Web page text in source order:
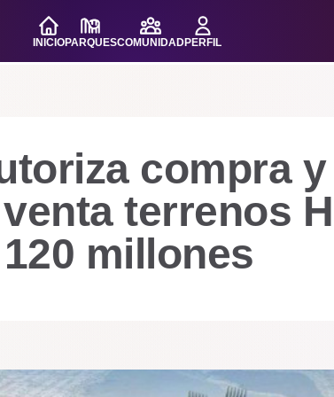
INICIOPARQUESCOMUNIDADPERFIL
compra y
terrenos
millones